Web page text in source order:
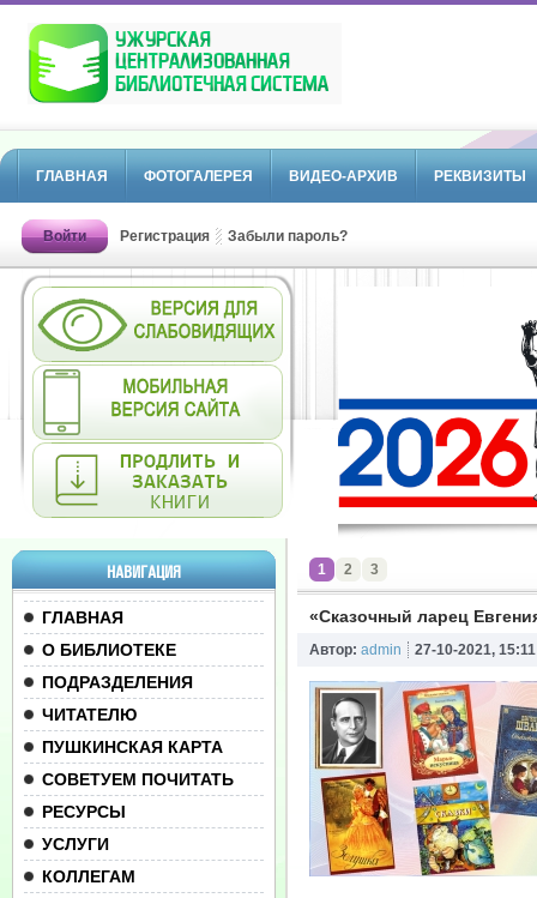
ГЛАВНАЯ ФОТОГАЛЕРЕЯ ВИДЕО-АРХИВ РЕКВИЗИТЫ
Войти Регистрация Забыли пароль?
НАВИГАЦИЯ
ГЛАВНАЯ
О БИБЛИОТЕКЕ
ПОДРАЗДЕЛЕНИЯ
ЧИТАТЕЛЮ
ПУШКИНСКАЯ КАРТА
СОВЕТУЕМ ПОЧИТАТЬ
РЕСУРСЫ
УСЛУГИ
КОЛЛЕГАМ
1 2 3
«Сказочный ларец
Автор: admin 27-10-2021, 15:11